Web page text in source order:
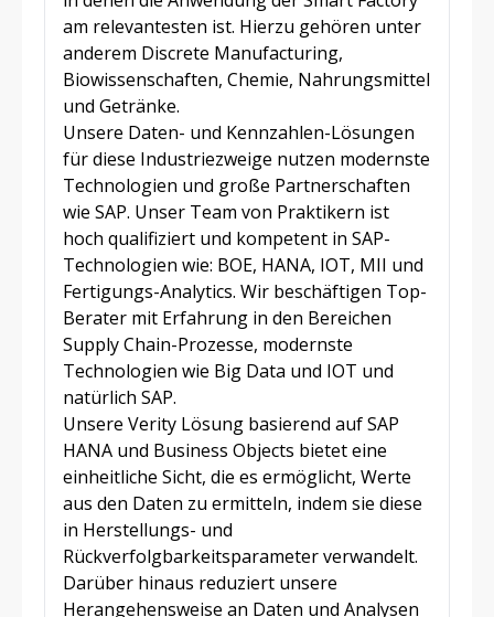
am relevantesten ist. Hierzu gehören unter
anderem Discrete Manufacturing,
Biowissenschaften, Chemie, Nahrungsmittel
und Getränke.
Unsere Daten- und Kennzahlen-Lösungen
für diese Industriezweige nutzen modernste
Technologien und große Partnerschaften
wie SAP. Unser Team von Praktikern ist
hoch qualifiziert und kompetent in SAP-
Technologien wie: BOE, HANA, IOT, MII und
Fertigungs-Analytics. Wir beschäftigen Top-
Berater mit Erfahrung in den Bereichen
Supply Chain-Prozesse, modernste
Technologien wie Big Data und IOT und
natürlich SAP.
Unsere Verity Lösung basierend auf SAP
HANA und Business Objects bietet eine
einheitliche Sicht, die es ermöglicht, Werte
aus den Daten zu ermitteln, indem sie diese
in Herstellungs- und
Rückverfolgbarkeitsparameter verwandelt.
Darüber hinaus reduziert unsere
Herangehensweise an Daten und Analysen